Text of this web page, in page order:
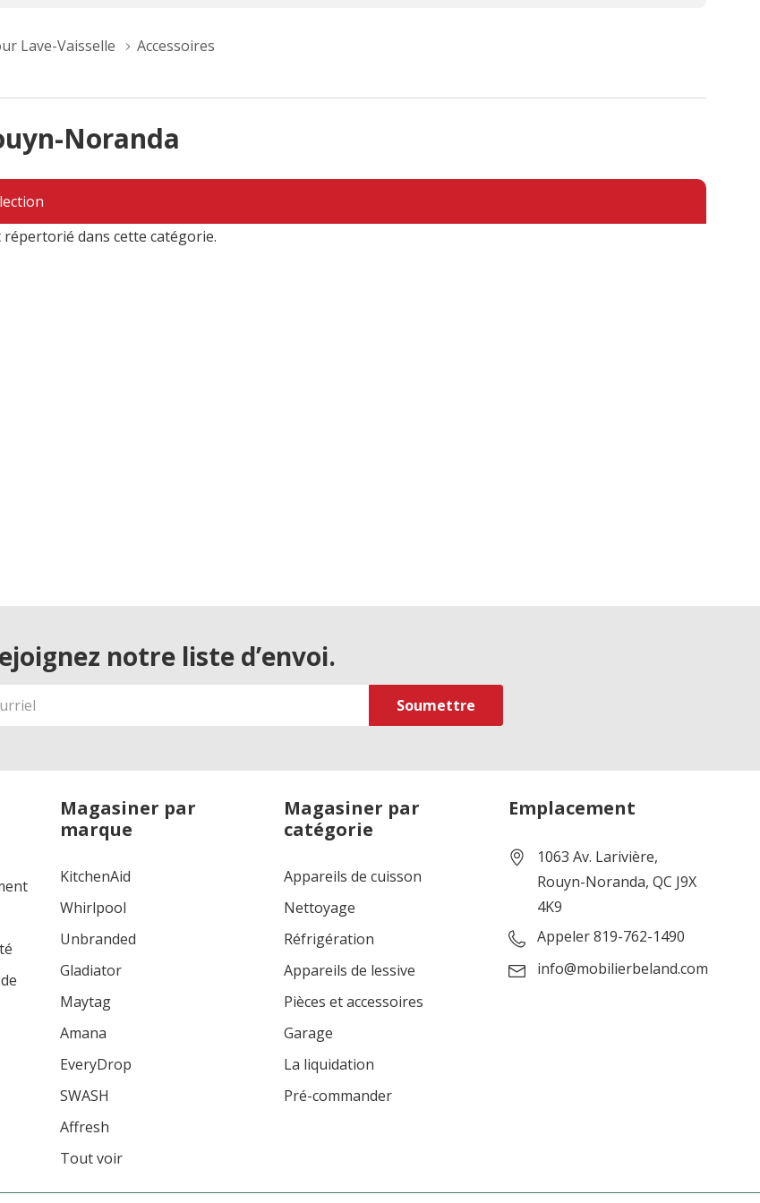
Lave-Vaisselle Accessoires
Noranda
répertorié dans cette catégorie.
notre liste d’envoi.
Magasiner par
marque
KitchenAid
Whirlpool
Unbranded
Gladiator
Maytag
Amana
EveryDrop
SWASH
Affresh
Tout voir
Magasiner par
catégorie
Appareils de cuisson
Nettoyage
Réfrigération
Appareils de lessive
Pièces et accessoires
Garage
La liquidation
Pré-commander
Emplacement
1063 Av. Larivière,
Rouyn-Noranda, QC J9X
4K9
Appeler 819-762-1490
info@mobilierbeland.com